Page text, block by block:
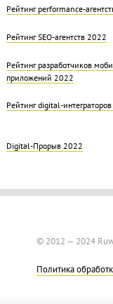
Рейтинг performance-
Рейтинг SEO-агентств 2022
Рейтинг разработчиков
приложений 2022
Рейтинг digital-
Digital-Прорыв 2022
© 2012 — 2024
Политика